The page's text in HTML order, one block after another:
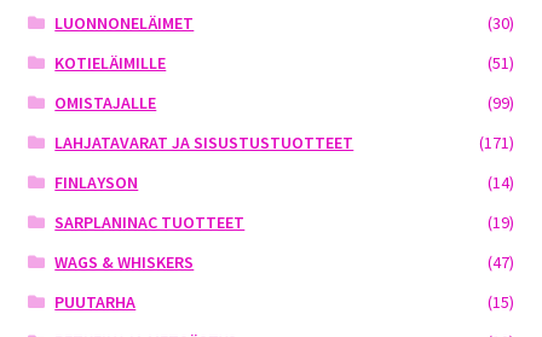
LUONNONELÄIMET
(30)
KOTIELÄIMILLE
(51)
OMISTAJALLE
(99)
LAHJATAVARAT JA SISUSTUSTUOTTEET
(171)
FINLAYSON
(14)
SARPLANINAC TUOTTEET
(19)
WAGS & WHISKERS
(47)
PUUTARHA
(15)